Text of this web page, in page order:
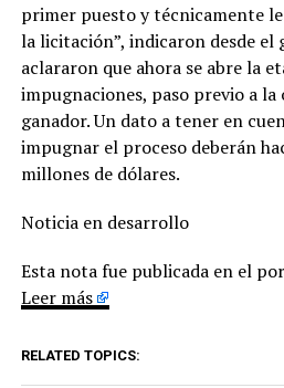
primer puesto y técnicamente
la licitación”, indicaron desde el
aclararon que ahora se abre la
impugnaciones, paso previo a
ganador. Un dato a tener en
impugnar el proceso deberán
millones de dólares.
Noticia en desarrollo
Esta nota fue publicada en el
Leer más
RELATED TOPICS: